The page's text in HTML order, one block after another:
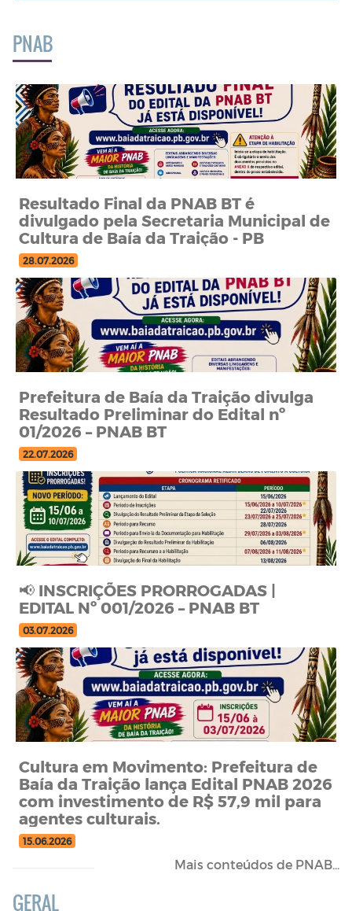
PNAB
Resultado Final da PNAB BT é
divulgado pela Secretaria Municipal de
Cultura de Baía da Traição - PB
28.07.2026
Prefeitura de Baía da Traição divulga
Resultado Preliminar do Edital nº
01/2026 – PNAB BT
22.07.2026
📢 INSCRIÇÕES PRORROGADAS |
EDITAL Nº 001/2026 – PNAB BT
03.07.2026
Cultura em Movimento: Prefeitura de
Baía da Traição lança Edital PNAB 2026
com investimento de R$ 57,9 mil para
agentes culturais.
15.06.2026
Mais conteúdos de PNAB...
GERAL